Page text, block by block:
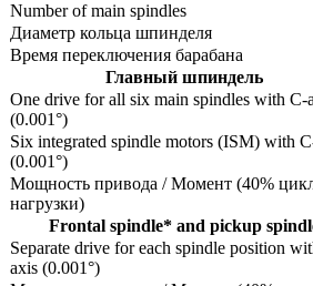
Number of main spindles
Диаметр кольца шпинделя
Время переключения барабана
Главный шпиндель
One drive for all six main spindles with C-
(0.001°)
Six integrated spindle motors (ISM) with
(0.001°)
Мощность привода / Момент (40%
нагрузки)
Frontal spindle* and pickup
Separate drive for each spindle position
axis (0.001°)